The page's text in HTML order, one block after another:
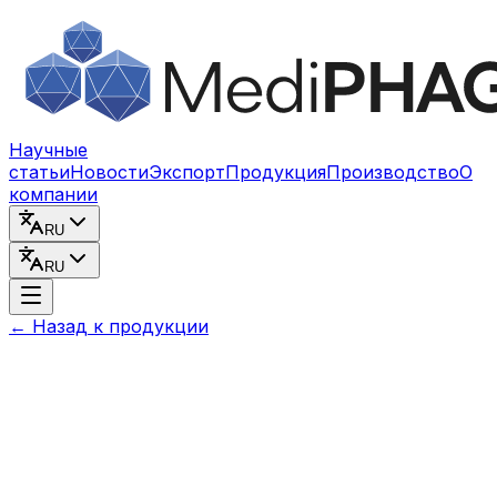
Перейти к содержимому
Научные
статьиНовостиЭкспортПродукцияПроизводствоО
компании
RU
RU
← Назад к продукции